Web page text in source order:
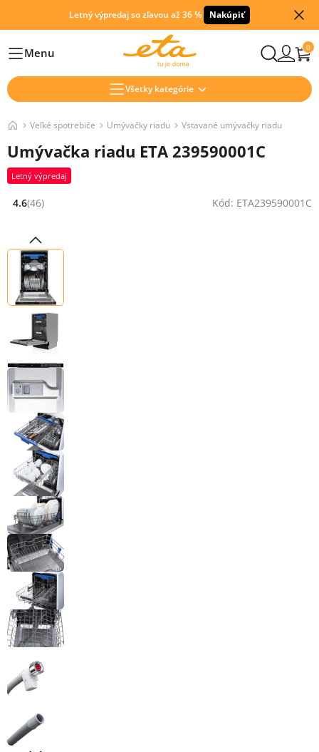
Letný výpredaj so zľavou až 36 % Nakúpiť
HlavníMenu 0
Všetky kategórie
Veľké spotrebiče Umývačky riadu Vstavané umývačky riadu
Umývačka riadu ETA 239590001C
Letný výpredaj
Hodnocení: 4.6 z 5 (46 recenzí)
4.6(46) Kód: ETA239590001C